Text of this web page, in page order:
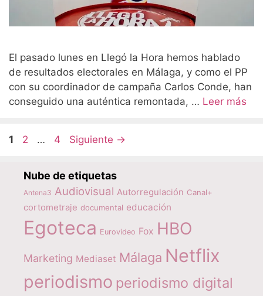
El pasado lunes en Llegó la Hora hemos hablado
de resultados electorales en Málaga, y como el PP
con su coordinador de campaña Carlos Conde, han
conseguido una auténtica remontada, … Leer más
Página
1 Página
2 … Página
4 Siguiente →
Nube de etiquetas
Antena3 Audiovisual Autorregulación Canal+
cortometraje documental educación
Egoteca Eurovideo Fox HBO
Marketing Mediaset Málaga Netflix
periodismo periodismo digital